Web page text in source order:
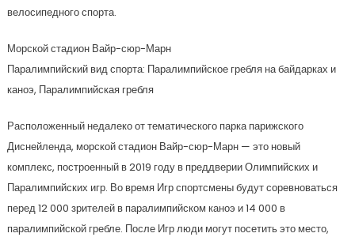
велосипедного спорта.
Морской стадион Вайр-сюр-Марн
Паралимпийский вид спорта: Паралимпийское гребля на байдарках и
каноэ, Паралимпийская гребля
Расположенный недалеко от тематического парка парижского
Диснейленда, морской стадион Вайр-сюр-Марн — это новый
комплекс, построенный в 2019 году в преддверии Олимпийских и
Паралимпийских игр. Во время Игр спортсмены будут соревноваться
перед 12 000 зрителей в паралимпийском каноэ и 14 000 в
паралимпийской гребле. После Игр люди могут посетить это место,